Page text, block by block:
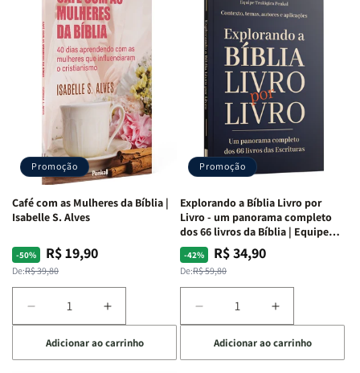
para
Estudo
da
Mulher
NVA
Capa
Dura
|
Preta
para
o
Estudo
da
Mulher
|
NVA
|
Capa
Dura
|
o
Estudo
da
Mulher
NVA
Capa
Dura
|
para
o
Estudo
Mulher
|
NVA
|
Capa
Dura
|
Promoção
Café com as Mulheres da Bíblia |
Isabelle S. Alves
-50%
Preço
normal
De:R$ 39,80
Preço
promocional
R$ 19,90
Diminuir
a
quantidade
de
Aumentar
a
quantidade
de
Adicionar ao carrinho
Promoção
Explorando a Bíblia Livro por
Livro - um panorama completo
dos 66 livros da Bíblia | Equipe
teológica Penkal
-42%
Preço
normal
De:R$ 59,80
Preço
promocional
R$ 34,90
Diminuir
a
quantidade
de
Aumentar
a
quantidade
de
Adicionar ao carrinho